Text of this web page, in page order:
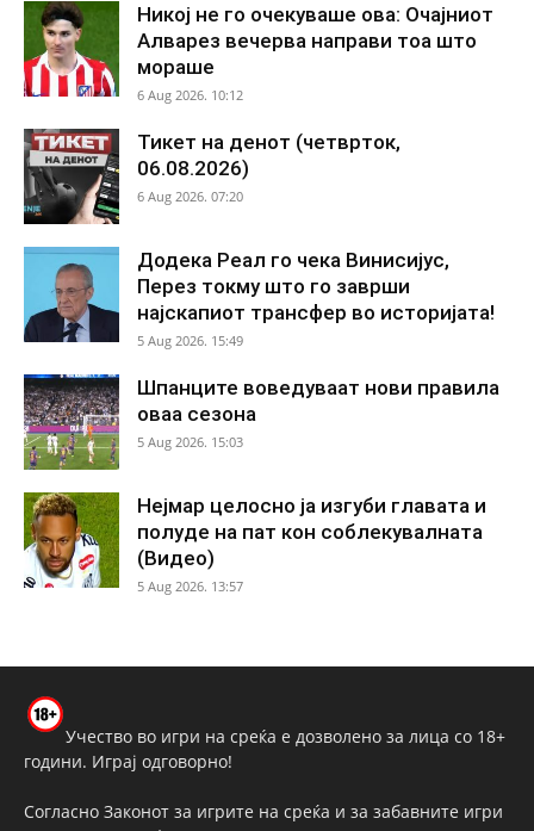
Никој не го очекуваше ова: Очајниот
Алварез вечерва направи тоа што
мораше
6 Aug 2026. 10:12
Тикет на денот (четврток,
06.08.2026)
6 Aug 2026. 07:20
Додека Реал го чека Винисијус,
Перез токму што го заврши
најскапиот трансфер во историјата!
5 Aug 2026. 15:49
Шпанците воведуваат нови правила
оваа сезона
5 Aug 2026. 15:03
Нејмар целосно ја изгуби главата и
полуде на пат кон соблекувалната
(Видео)
5 Aug 2026. 13:57
Учество во игри на среќа е дозволено за лица со 18+
години. Играј одговорно!
Согласно Законот за игрите на среќа и за забавните игри